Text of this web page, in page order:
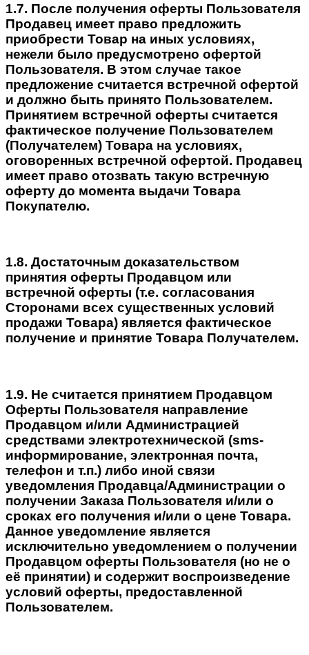
1.7. После получения оферты Пользователя
Продавец имеет право предложить
приобрести Товар на иных условиях,
нежели было предусмотрено офертой
Пользователя. В этом случае такое
предложение считается встречной офертой
и должно быть принято Пользователем.
Принятием встречной оферты считается
фактическое получение Пользователем
(Получателем) Товара на условиях,
оговоренных встречной офертой. Продавец
имеет право отозвать такую встречную
оферту до момента выдачи Товара
Покупателю.
1.8. Достаточным доказательством
принятия оферты Продавцом или
встречной оферты (т.е. согласования
Сторонами всех существенных условий
продажи Товара) является фактическое
получение и принятие Товара Получателем.
1.9. Не считается принятием Продавцом
Оферты Пользователя направление
Продавцом и/или Администрацией
средствами электротехнической (sms-
информирование, электронная почта,
телефон и т.п.) либо иной связи
уведомления Продавца/Администрации о
получении Заказа Пользователя и/или о
сроках его получения и/или о цене Товара.
Данное уведомление является
исключительно уведомлением о получении
Продавцом оферты Пользователя (но не о
её принятии) и содержит воспроизведение
условий оферты, предоставленной
Пользователем.